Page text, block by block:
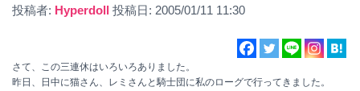
投稿者: Hyperdoll 投稿日: 2005/01/11 11:30
さて、この三連休はいろいろありました。
昨日、日中に猫さん、レミさんと騎士団に私のローグで行ってきました。